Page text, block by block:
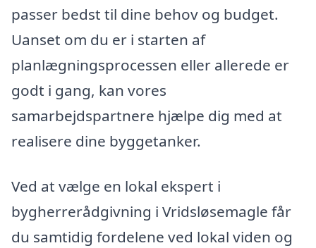
passer bedst til dine behov og budget.
Uanset om du er i starten af
planlægningsprocessen eller allerede er
godt i gang, kan vores
samarbejdspartnere hjælpe dig med at
realisere dine byggetanker.
Ved at vælge en lokal ekspert i
bygherrerådgivning i Vridsløsemagle får
du samtidig fordelene ved lokal viden og